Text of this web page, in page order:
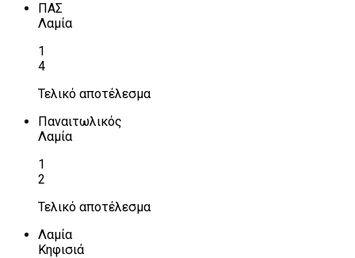
ΠΑΣ
Λαμία
1
4
Τελικό αποτέλεσμα
Παναιτωλικός
Λαμία
1
2
Τελικό αποτέλεσμα
Λαμία
Κηφισιά